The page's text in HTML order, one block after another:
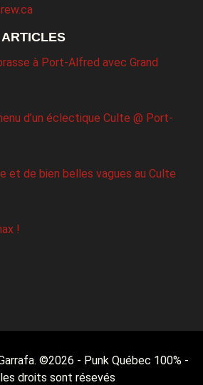
à Port-Alfred avec Grand
d’un éclectique Culte @ Port-
et de bien belles vagues au Culte
!
©2026 - Punk Québec 100% -
droits sont résevés